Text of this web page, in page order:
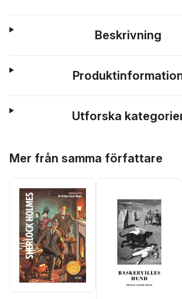
Beskrivning
Utforska
Mer från samma författare